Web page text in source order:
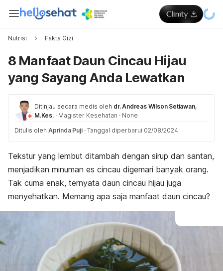
Nutrisi Fakta Gizi
8 Manfaat Daun Cincau Hijau
yang Sayang Anda Lewatkan
Ditinjau secara medis oleh dr. Andreas Wilson Setiawan,
M.Kes. · Magister Kesehatan · None
Ditulis oleh Aprinda Puji · Tanggal diperbarui 02/08/2024
Tekstur yang lembut ditambah dengan sirup dan santan,
menjadikan minuman es cincau digemari banyak orang.
Tak cuma enak, ternyata daun cincau hijau juga
menyehatkan. Memang apa saja manfaat daun cincau?